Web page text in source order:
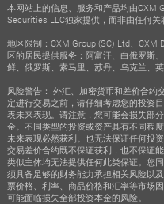
本网站上的信息、服务和产品均由CXM
Securities LLC独家提供，而非由任何关
地区限制：CXM Group (SC) Ltd、
区的居民提供服务：阿富汗、白俄罗斯
鲜、俄罗斯、索马里、苏丹、乌克兰、英
风险警告： 外汇、加密货币和差价合约
定进行交易之前，请仔细考虑您的投资
表未来表现。请注意，您可能会损失部
金。不同类型的投资或资产具有不同程
未来表现必然获利。也无法保证任何投
交易差价合约既不保证获利，也不保证
类似主体均无法提供任何此类保证。您
须具备足够的财务能力承担相关风险以
票价格、利率、商品价格和汇率等市场
可能面临损失全部投资本金的风险。